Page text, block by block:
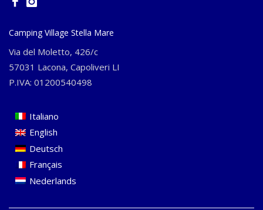
Camping Village Stella Mare
Via del Moletto, 426/c
57031 Lacona, Capoliveri LI
P.IVA: 01200540498
Italiano
English
Deutsch
Français
Nederlands